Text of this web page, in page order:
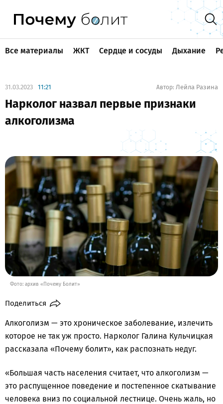
Все материалы ЖКТ Сердце и сосуды Дыхание
31.03.2023 11:21 Автор: Лейла Разина
Нарколог назвал первые признаки
алкоголизма
Фото: архив «Почему Болит»
Поделиться
Алкоголизм — это хроническое заболевание, излечить
которое не так уж просто. Нарколог Галина Кульчицкая
рассказала «Почему болит», как распознать недуг.
«Большая часть населения считает, что алкоголизм —
это распущенное поведение и постепенное скатывание
человека вниз по социальной лестнице. Очень жаль, но